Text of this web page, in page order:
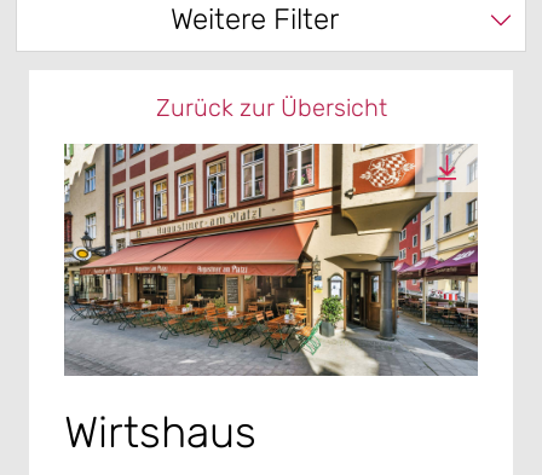
Weitere Filter
Zurück zur Übersicht
Wirtshaus